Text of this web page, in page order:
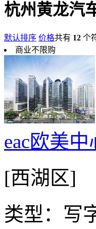
杭州黄龙汽
默认排序 价格共有 12 个
商业不限购
eac欧美中
[西湖区]
类型：写